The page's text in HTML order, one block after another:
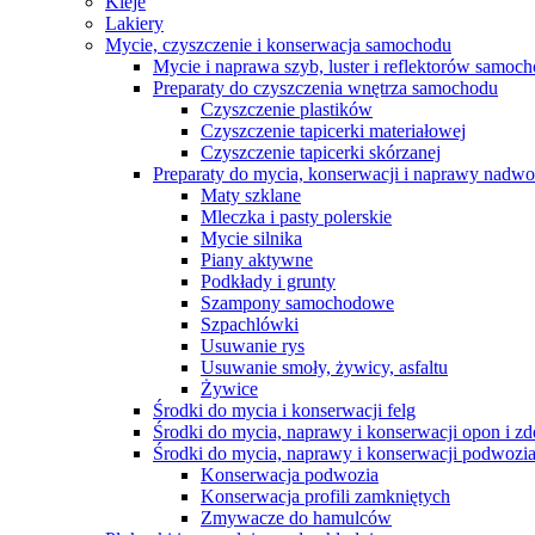
Lakiery
Mycie, czyszczenie i konserwacja samochodu
Mycie i naprawa szyb, luster i reflektorów
Preparaty do czyszczenia wnętrza samochodu
Czyszczenie plastików
Czyszczenie tapicerki materiałowej
Czyszczenie tapicerki skórzanej
Preparaty do mycia, konserwacji i naprawy
Maty szklane
Mleczka i pasty polerskie
Mycie silnika
Piany aktywne
Podkłady i grunty
Szampony samochodowe
Szpachlówki
Usuwanie rys
Usuwanie smoły, żywicy, asfaltu
Żywice
Środki do mycia i konserwacji felg
Środki do mycia, naprawy i konserwacji opon i
Środki do mycia, naprawy i konserwacji podwozia
Konserwacja podwozia
Konserwacja profili zamkniętych
Zmywacze do hamulców